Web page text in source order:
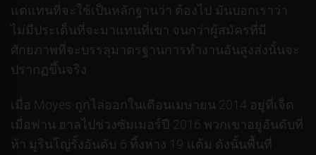
แต่แทนที่จะใช้เป็นหลักฐานว่า ต้องไป มันบอกเราว่า
ไม่มีประเด็นที่จะมาแทนที่เขา จนกว่าผู้สมัครที่มี
ศักยภาพที่จะบรรลุมาตรฐานการทำงานอันสูงส่งนั้นจะ
ปรากฏขึ้นจริง
เมื่อ Moyes ถูกไล่ออกในเดือนเมษายน 2014 อยู่ที่เจ็ด
เมื่อฟาน ฮาลไปช่วงซัมเมอร์ปี 2016 พวกเขาอยู่อันดับที่
ห้า มูรินโญ่รั้งอันดับ 6 ทิ้งห่าง 19 แต้ม ดังนั้นพื้นที่